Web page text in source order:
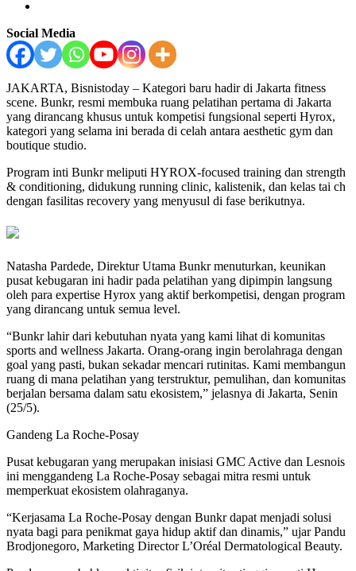
Social Media
JAKARTA, Bisnistoday – Kategori baru hadir di Jakarta fitness
scene. Bunkr, resmi membuka ruang pelatihan pertama di Jakarta
yang dirancang khusus untuk kompetisi fungsional seperti Hyrox,
kategori yang selama ini berada di celah antara aesthetic gym dan
boutique studio.
Program inti Bunkr meliputi HYROX-focused training dan strength
& conditioning, didukung running clinic, kalistenik, dan kelas tai ch
dengan fasilitas recovery yang menyusul di fase berikutnya.
Natasha Pardede, Direktur Utama Bunkr menuturkan, keunikan
pusat kebugaran ini hadir pada pelatihan yang dipimpin langsung
oleh para expertise Hyrox yang aktif berkompetisi, dengan program
yang dirancang untuk semua level.
“Bunkr lahir dari kebutuhan nyata yang kami lihat di komunitas
sports and wellness Jakarta. Orang-orang ingin berolahraga dengan
goal yang pasti, bukan sekadar mencari rutinitas. Kami membangun
ruang di mana pelatihan yang terstruktur, pemulihan, dan komunitas
berjalan bersama dalam satu ekosistem,” jelasnya di Jakarta, Senin
(25/5).
Gandeng La Roche-Posay
Pusat kebugaran yang merupakan inisiasi GMC Active dan Lesnois
ini menggandeng La Roche-Posay sebagai mitra resmi untuk
memperkuat ekosistem olahraganya.
“Kerjasama La Roche-Posay dengan Bunkr dapat menjadi solusi
nyata bagi para penikmat gaya hidup aktif dan dinamis,” ujar Pandu
Brodjonegoro, Marketing Director L’Oréal Dermatological Beauty.